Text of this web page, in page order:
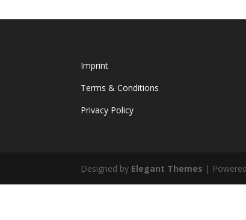
Imprint
Terms & Conditions
Privacy Policy
Designed by Elegant Themes |